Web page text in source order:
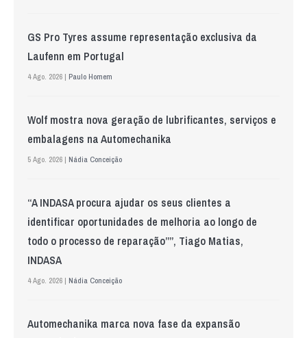
GS Pro Tyres assume representação exclusiva da
Laufenn em Portugal
4 Ago. 2026 | Paulo Homem
Wolf mostra nova geração de lubrificantes, serviços e
embalagens na Automechanika
5 Ago. 2026 | Nádia Conceição
“A INDASA procura ajudar os seus clientes a
identificar oportunidades de melhoria ao longo de
todo o processo de reparação””, Tiago Matias,
INDASA
4 Ago. 2026 | Nádia Conceição
Automechanika marca nova fase da expansão